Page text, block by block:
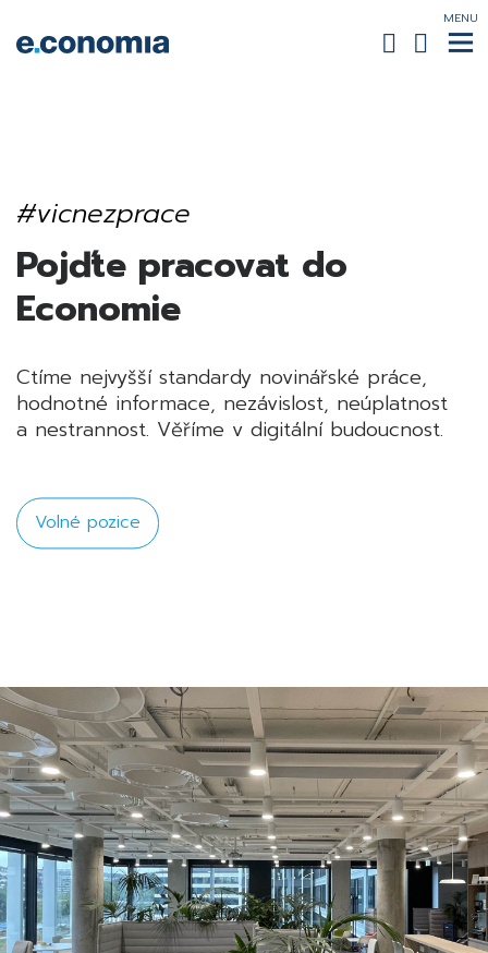
MENU
#vicnezprace
Pojďte pracovat do
Economie
Ctíme nejvyšší standardy novinářské práce,
hodnotné informace, nezávislost, neúplatnost
a nestrannost. Věříme v digitální budoucnost.
Volné pozice